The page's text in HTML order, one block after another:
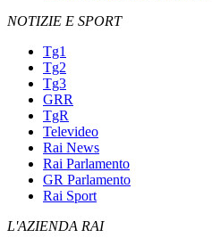
NOTIZIE E SPORT
Tg1
Tg2
Tg3
GRR
TgR
Televideo
Rai News
Rai Parlamento
GR Parlamento
Rai Sport
L'AZIENDA RAI